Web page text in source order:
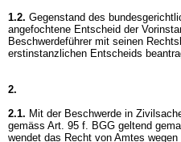
1.2. Gegenstand des
angefochtene Entscheid der
Beschwerdeführer mit seinen
erstinstanzlichen Entscheids
2.
2.1. Mit der Beschwerde in
gemäss Art. 95 f. BGG geltend
wendet das Recht von Amtes wegen